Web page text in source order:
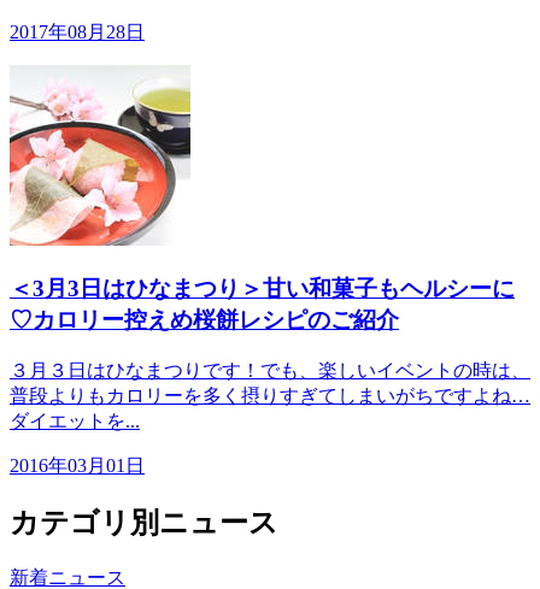
2017年08月28日
＜3月3日はひなまつり＞甘い和菓子もヘルシーに
♡カロリー控えめ桜餅レシピのご紹介
３月３日はひなまつりです！でも、楽しいイベントの時は、
普段よりもカロリーを多く摂りすぎてしまいがちですよね…
ダイエットを...
2016年03月01日
カテゴリ別ニュース
新着ニュース